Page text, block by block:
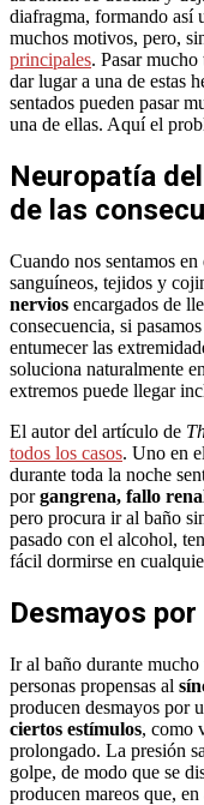
diafragma, formando así
muchos motivos, pero,
principales. Pasar
dar lugar a una de estas
sentados pueden pasar
una de ellas. Aquí el
Neuropatía
de las
Cuando nos sentamos
sanguíneos, tejidos y
nervios encargados de
consecuencia, si
entumecer las
soluciona naturalmente
extremos puede llegar
El autor del artículo de
todos los casos. Uno en
durante toda la noche
porgangrena, fallo
pero procura ir al baño
pasado con el alcohol,
fácil dormirse en
Desmayos
Ir al baño durante mucho
personas propensas al
producen desmayos por
ciertos estímulos, como
prolongado. La presión
golpe, de modo que se
producen mareos que,